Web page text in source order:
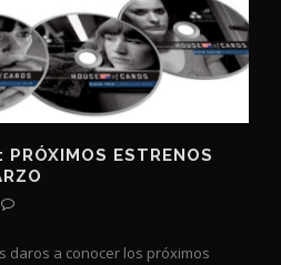
ESTRENOS
daros a conocer los próximos